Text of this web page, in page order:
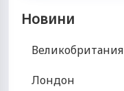
Новини
Великобритания
Лондон